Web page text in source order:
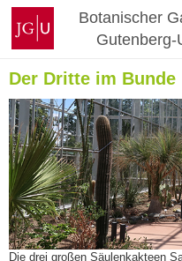
Zum
Inhalt
springen
Johannes
Gutenberg-
Universität
Mainz
Botanischer
Gutenberg-
Der Dritte im Bunde
Die drei großen Säulenkakteen